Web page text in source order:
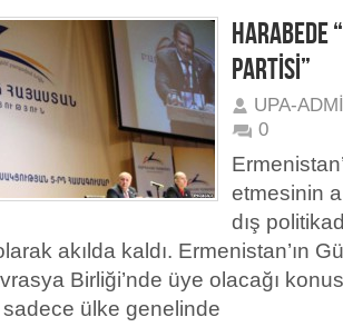
HARABEDE
PARTİSİ”
UPA-
0
etmesinin
dış
akılda kaldı. Ermenistan’ın
Birliği’nde üye olacağı
ülke genelinde